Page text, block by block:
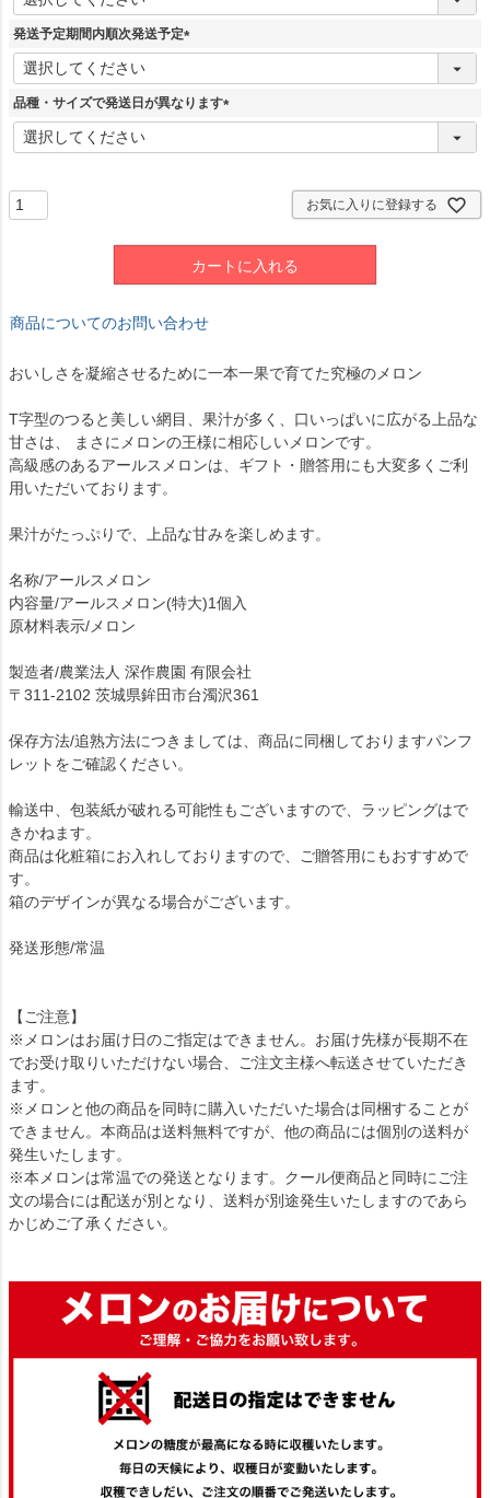
必
須
発送予定期間内順次発送予定
(
須
品種・サイズで発送日が異なります
(
お気に入りに登録する
カートに入れる
商品についてのお問い合わせ
おいしさを凝縮させるために一本一果で育てた究極のメロン
T字型のつると美しい網目、果汁が多く、口いっぱいに広がる上品な
甘さは、 まさにメロンの王様に相応しいメロンです。
高級感のあるアールスメロンは、ギフト・贈答用にも大変多くご利
用いただいております。
果汁がたっぷりで、上品な甘みを楽しめます。
名称/アールスメロン
内容量/アールスメロン(特大)1個入
原材料表示/メロン
製造者/農業法人 深作農園 有限会社
〒311-2102 茨城県鉾田市台濁沢361
保存方法/追熟方法につきましては、商品に同梱しておりますパンフ
レットをご確認ください。
輸送中、包装紙が破れる可能性もございますので、ラッピングはで
きかねます。
商品は化粧箱にお入れしておりますので、ご贈答用にもおすすめで
す。
箱のデザインが異なる場合がございます。
発送形態/常温
【ご注意】
※メロンはお届け日のご指定はできません。お届け先様が長期不在
でお受け取りいただけない場合、ご注文主様へ転送させていただき
ます。
※メロンと他の商品を同時に購入いただいた場合は同梱することが
できません。本商品は送料無料ですが、他の商品には個別の送料が
発生いたします。
※本メロンは常温での発送となります。クール便商品と同時にご注
文の場合には配送が別となり、送料が別途発生いたしますのであら
かじめご了承ください。